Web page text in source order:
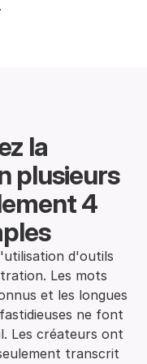
la
plusieurs
4
d'outils
Les mots
et les longues
ne font
Les créateurs ont
transcrit